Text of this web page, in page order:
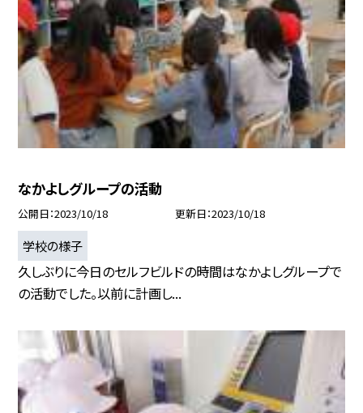
なかよしグループの活動
公開日 2023/10/18 更新日 2023/10/18
学校の様子
久しぶりに今日のセルフビルドの時間はなかよしグループで
の活動でした。以前に計画し...